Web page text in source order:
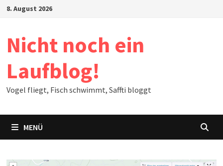
Zum8. August 2026
Nicht noch ein
Laufblog!
Vogel fliegt, Fisch schwimmt, Saffti bloggt
MENÜ